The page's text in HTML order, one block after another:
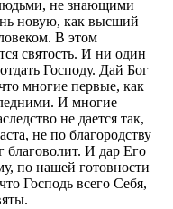
не знающими
новую, как высший
В этом
святость. И ни один
Господу. Дай Бог
многие первые, как
И многие
не дается так,
не по благородству
благоволит. И дар Его
по нашей готовности
Господь всего Себя,